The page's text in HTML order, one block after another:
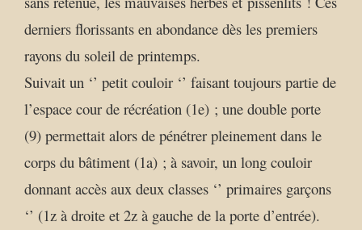
derniers florissants en abondance dès les premiers
rayons du soleil de printemps.
Suivait un ‘’ petit couloir ‘’ faisant toujours partie de
l’espace cour de récréation (1e) ; une double porte
(9) permettait alors de pénétrer pleinement dans le
corps du bâtiment (1a) ; à savoir, un long couloir
donnant accès aux deux classes ‘’ primaires garçons
‘’ (1z à droite et 2z à gauche de la porte d’entrée).